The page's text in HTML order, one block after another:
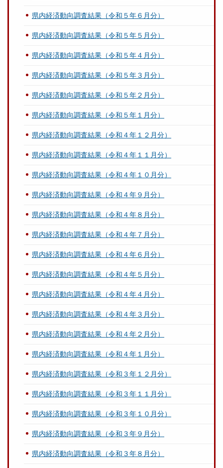
県内経済動向調査結果（令和５年６月分）
県内経済動向調査結果（令和５年５月分）
県内経済動向調査結果（令和５年４月分）
県内経済動向調査結果（令和５年３月分）
県内経済動向調査結果（令和５年２月分）
県内経済動向調査結果（令和５年１月分）
県内経済動向調査結果（令和４年１２月分）
県内経済動向調査結果（令和４年１１月分）
県内経済動向調査結果（令和４年１０月分）
県内経済動向調査結果（令和４年９月分）
県内経済動向調査結果（令和４年８月分）
県内経済動向調査結果（令和４年７月分）
県内経済動向調査結果（令和４年６月分）
県内経済動向調査結果（令和４年５月分）
県内経済動向調査結果（令和４年４月分）
県内経済動向調査結果（令和４年３月分）
県内経済動向調査結果（令和４年２月分）
県内経済動向調査結果（令和４年１月分）
県内経済動向調査結果（令和３年１２月分）
県内経済動向調査結果（令和３年１１月分）
県内経済動向調査結果（令和３年１０月分）
県内経済動向調査結果（令和３年９月分）
県内経済動向調査結果（令和３年８月分）